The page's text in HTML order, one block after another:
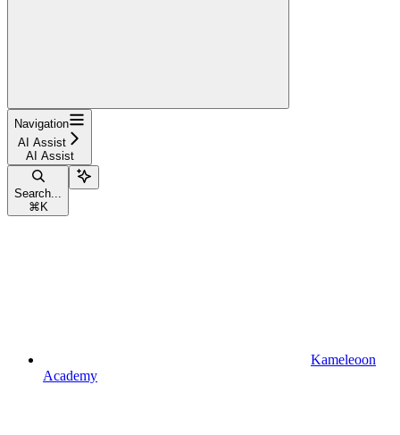
Navigation
AI Assist
AI Assist
Search...
⌘ K
Kameleoon
Academy